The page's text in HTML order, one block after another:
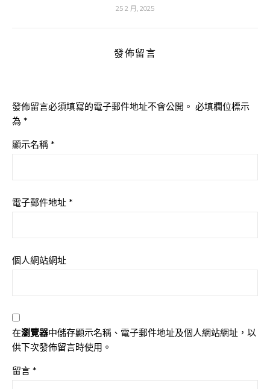
25 2 月, 2025
發佈留言
發佈留言必須填寫的電子郵件地址不會公開。 必填欄位標示
為 *
顯示名稱 *
電子郵件地址 *
個人網站網址
在瀏覽器中儲存顯示名稱、電子郵件地址及個人網站網址，以
供下次發佈留言時使用。
留言 *